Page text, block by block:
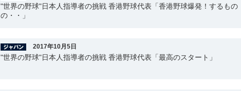
"世界の野球"日本人指導者の挑戦 香港野球代表「香港野球爆発！するもの
の・・」
2017年10月5日
"世界の野球"日本人指導者の挑戦 香港野球代表「最高のスタート」